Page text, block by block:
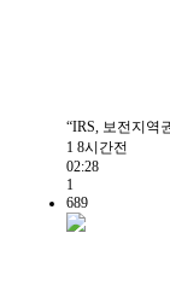
“IRS, 보전지역
1 8시간전
02:28
1
689